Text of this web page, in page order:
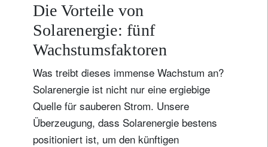
Die Vorteile von
Solarenergie: fünf
Wachstumsfaktoren
Was treibt dieses immense Wachstum an?
Solarenergie ist nicht nur eine ergiebige
Quelle für sauberen Strom. Unsere
Überzeugung, dass Solarenergie bestens
positioniert ist, um den künftigen